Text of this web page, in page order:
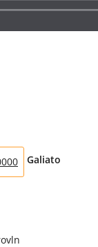
Galiato